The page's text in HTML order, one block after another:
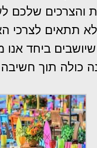
שלכם
תתאים לצרכי
ביחד
כולה תוך